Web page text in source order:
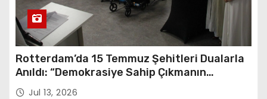
Rotterdam’da 15 Temmuz Şehitleri Dualarla
Anıldı: “Demokrasiye Sahip Çıkmanın
Sembolü”
Jul 13, 2026